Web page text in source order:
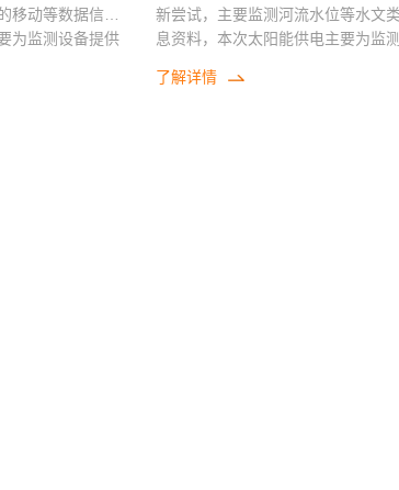
移动等数据信息
为监测设备提供
新尝试，主要监测河流水位等水文类
息资料，本次太阳能供电主要为监
了解详情